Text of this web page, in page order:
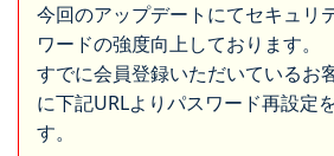
今回のアップデートにてセキュリ
ワードの強度向上しております。
すでに会員登録いただいているお
に下記URLよりパスワード再設定
す。